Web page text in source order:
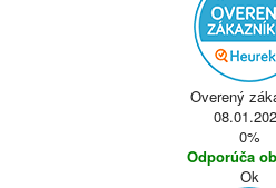
Overený
0%
Odporúča
Ok